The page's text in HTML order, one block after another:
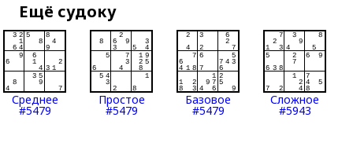
Ещё судоку
Среднее
#5479
Простое
#5479
Базовое
#5479
Сложное
#5943